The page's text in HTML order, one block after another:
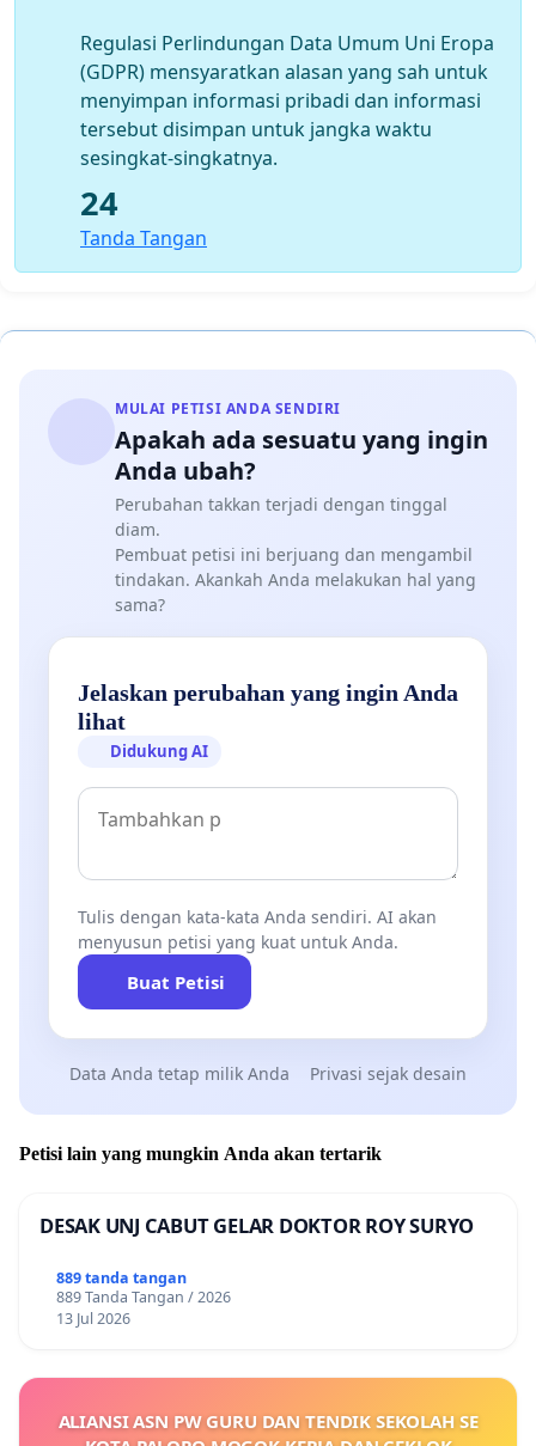
Regulasi Perlindungan Data Umum Uni Eropa
(GDPR) mensyaratkan alasan yang sah untuk
menyimpan informasi pribadi dan informasi
tersebut disimpan untuk jangka waktu
sesingkat-singkatnya.
24
Tanda Tangan
MULAI PETISI ANDA SENDIRI
Apakah ada sesuatu yang ingin
Anda ubah?
Perubahan takkan terjadi dengan tinggal
diam.
Pembuat petisi ini berjuang dan mengambil
tindakan. Akankah Anda melakukan hal yang
sama?
Jelaskan perubahan yang ingin Anda
lihat
Didukung AI
Tulis dengan kata-kata Anda sendiri. AI akan
menyusun petisi yang kuat untuk Anda.
Buat Petisi
Data Anda tetap milik Anda Privasi sejak desain
Petisi lain yang mungkin Anda akan tertarik
DESAK UNJ CABUT GELAR DOKTOR ROY SURYO
889 tanda tangan
889 Tanda Tangan / 2026
13 Jul 2026
ALIANSI ASN PW GURU DAN TENDIK SEKOLAH SE